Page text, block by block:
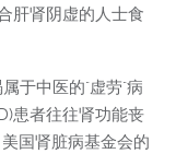
肝肾阴虚的人士食
属于中医的"虚劳"病
患者往往肾功能丧
国肾脏病基金会的